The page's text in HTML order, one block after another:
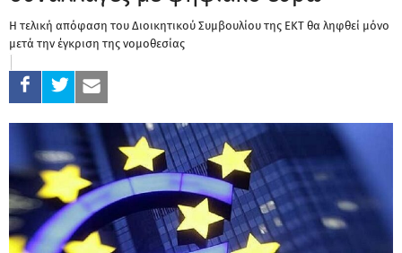
Η τελική απόφαση του Διοικητικού Συμβουλίου της ΕΚΤ θα ληφθεί μόνο
μετά την έγκριση της νομοθεσίας